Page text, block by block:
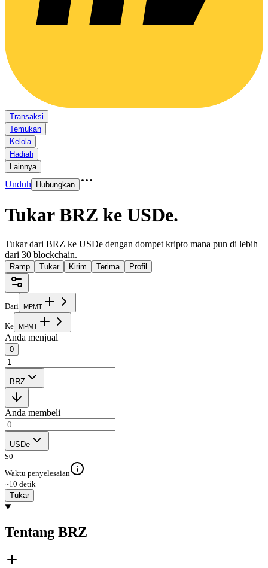
Transaksi
Temukan
Kelola
Hadiah
Lainnya
Unduh Hubungkan
Tukar BRZ ke USDe.
Tukar dari BRZ ke USDe dengan dompet kripto mana pun di lebih
dari 30 blockchain.
Ramp Tukar Kirim Terima Profil
Dari MPMT
Ke MPMT
Anda menjual
0
BRZ
Anda membeli
USDe
$0
Waktu penyelesaian
~10 detik
Tukar
Tentang BRZ